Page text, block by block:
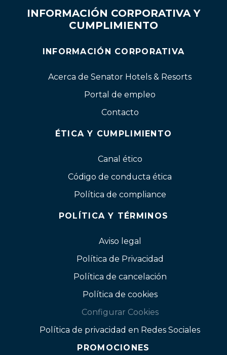
INFORMACIÓN CORPORATIVA Y
CUMPLIMIENTO
INFORMACIÓN CORPORATIVA
Acerca de Senator Hotels & Resorts
Portal de empleo
Contacto
ÉTICA Y CUMPLIMIENTO
Canal ético
Código de conducta ética
Política de compliance
POLÍTICA Y TÉRMINOS
Aviso legal
Política de Privacidad
Política de cancelación
Política de cookies
Configurar Cookies
Política de privacidad en Redes Sociales
PROMOCIONES